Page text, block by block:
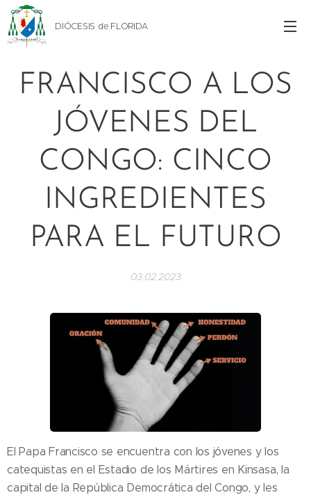
DIÓCESIS de FLORIDA
FRANCISCO A LOS
JÓVENES DEL
CONGO: CINCO
INGREDIENTES
PARA EL FUTURO
03.02.2023
El Papa Francisco se encuentra con los jóvenes y los
catequistas en el Estadio de los Mártires en Kinsasa, la
capital de la República Democrática del Congo, y les